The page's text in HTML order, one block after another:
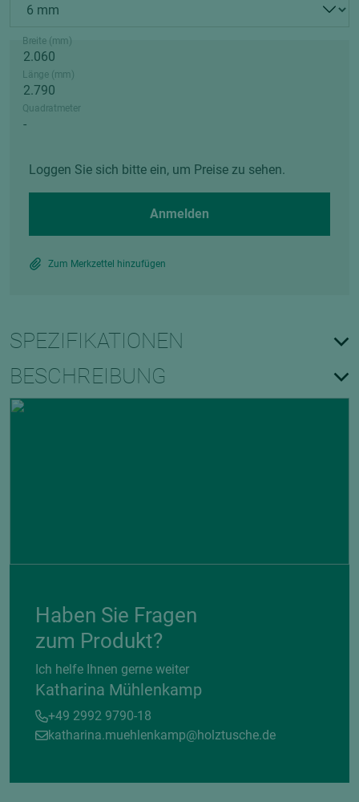
Breite (mm)
Länge (mm)
Quadratmeter
Loggen Sie sich bitte ein, um Preise zu sehen.
Anmelden
Zum Merkzettel hinzufügen
SPEZIFIKATIONEN
BESCHREIBUNG
Haben Sie Fragen
zum Produkt?
Ich helfe Ihnen gerne weiter
Katharina Mühlenkamp
+49 2992 9790-18
katharina.muehlenkamp@holztusche.de